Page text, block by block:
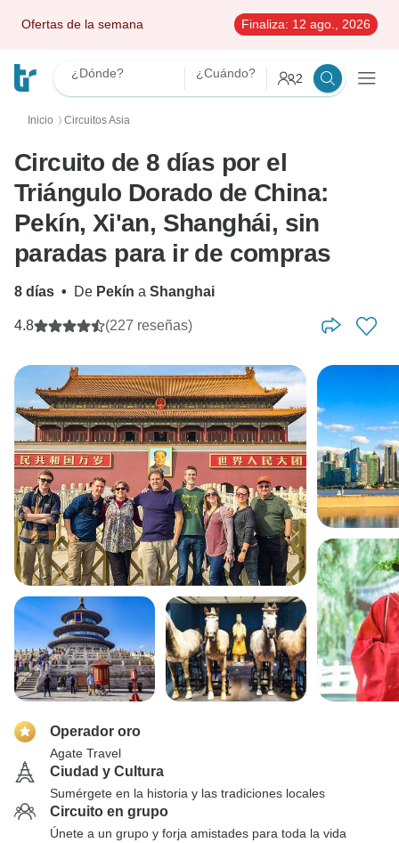
Ofertas de la semana Finaliza: 12 ago., 2026
¿Dónde? ¿Cuándo? 2
Inicio 〉 Circuitos Asia
Circuito de 8 días por el
Triángulo Dorado de China:
Pekín, Xi'an, Shanghái, sin
paradas para ir de compras
8 días • De Pekín a Shanghai
4.8 (227 reseñas)
Operador oro
Agate Travel
Ciudad y Cultura
Sumérgete en la historia y las tradiciones locales
Circuito en grupo
Únete a un grupo y forja amistades para toda la vida